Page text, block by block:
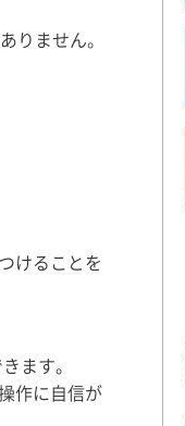
りません。
けることを
ます。
作に自信が